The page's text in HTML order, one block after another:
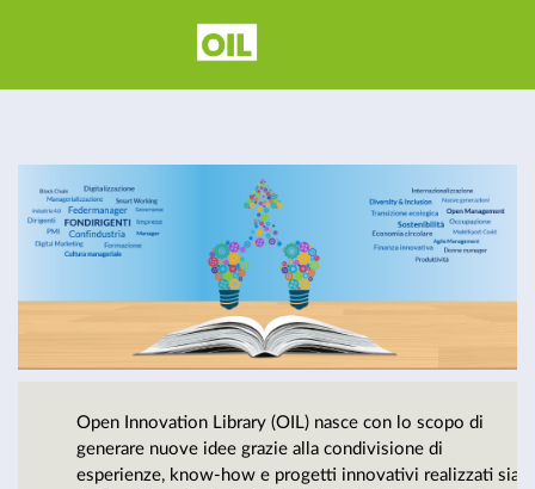
Innovation
Library - Il
carburante
per la
Open Innovation Library (OIL) nasce con lo scopo di
generare nuove idee grazie alla condivisione di
esperienze, know-how e progetti innovativi realizzati sia